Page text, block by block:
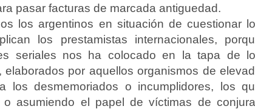
pasar facturas de marcada antiguedad.
los argentinos en situación de cuestionar
los prestamistas internacionales,
seriales nos ha colocado en la tapa de
por aquellos organismos de
los desmemoriados o incumplidores, los
o asumiendo el papel de víctimas de